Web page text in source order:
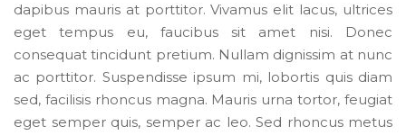
dapibus mauris at porttitor. Vivamus elit lacus, ultrices
eget tempus eu, faucibus sit amet nisi. Donec
consequat tincidunt pretium. Nullam dignissim at nunc
ac porttitor. Suspendisse ipsum mi, lobortis quis diam
sed, facilisis rhoncus magna. Mauris urna tortor, feugiat
eget semper quis, semper ac leo. Sed rhoncus metus